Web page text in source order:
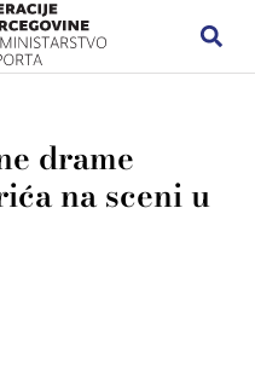
drame
na sceni u